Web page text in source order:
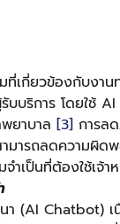
ที่เกี่ยวข้องกับงาน
บบริการ โดยใช้
ยาบาล [3] การล
มารถลดความผิด
จำเป็นที่ต้องใช้เ
า (AI Chatbot) เ